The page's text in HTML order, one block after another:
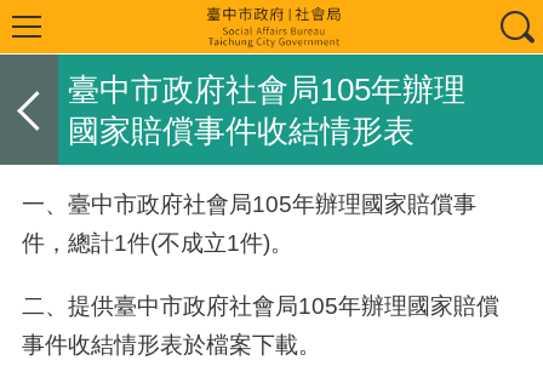
臺中市政府社會局105年辦理
國家賠償事件收結情形表
一、臺中市政府社會局105年辦理國家賠償事
件，總計1件(不成立1件)。
二、提供臺中市政府社會局105年辦理國家賠償
事件收結情形表於檔案下載。